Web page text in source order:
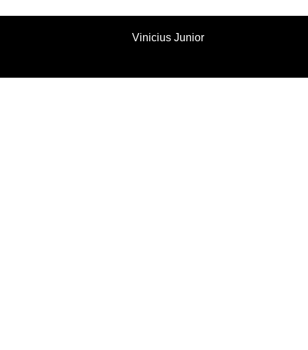
Vinicius Junior